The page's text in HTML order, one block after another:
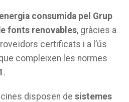
consumida pel Grup
fonts renovables, gràcies a
certificats i a l’ús
compleixen les normes
.
disposen desistemes